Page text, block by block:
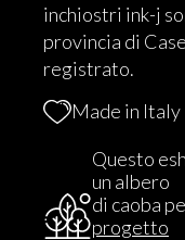
inchiostri ink-j
provincia di
registrato.
Made in Italy
Questo
un albero
di caoba
progetto